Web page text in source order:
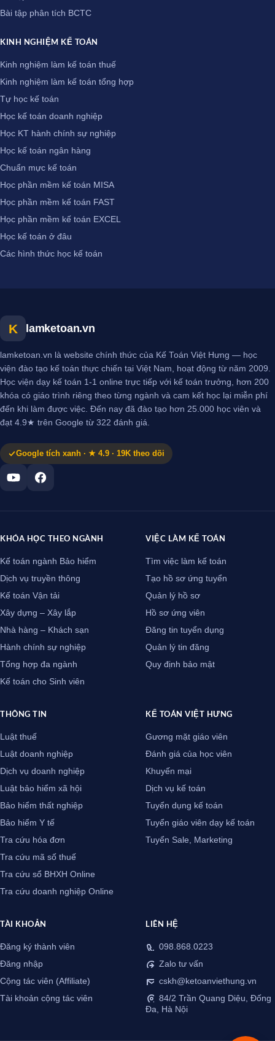
Bài tập phân tích BCTC
KINH NGHIỆM KẾ TOÁN
Kinh nghiệm làm kế toán thuế
Kinh nghiệm làm kế toán tổng hợp
Tự học kế toán
Học kế toán doanh nghiệp
Học KT hành chính sự nghiệp
Học kế toán ngân hàng
Chuẩn mực kế toán
Học phần mềm kế toán MISA
Học phần mềm kế toán FAST
Học phần mềm kế toán EXCEL
Học kế toán ở đâu
Các hình thức học kế toán
K lamketoan.vn
lamketoan.vn là website chính thức của Kế Toán Việt Hưng — học
viện đào tạo kế toán thực chiến tại Việt Nam, hoạt động từ năm 2009.
Học viện dạy kế toán 1-1 online trực tiếp với kế toán trưởng, hơn 200
khóa có giáo trình riêng theo từng ngành và cam kết học lại miễn phí
đến khi làm được việc. Đến nay đã đào tạo hơn 25.000 học viên và
đạt 4.9★ trên Google từ 322 đánh giá.
Google tích xanh · ★ 4.9 · 19K theo dõi
KHÓA HỌC THEO NGÀNH
Kế toán ngành Bảo hiểm
Dịch vụ truyền thông
Kế toán Vận tải
Xây dựng – Xây lắp
Nhà hàng – Khách sạn
Hành chính sự nghiệp
Tổng hợp đa ngành
Kế toán cho Sinh viên
VIỆC LÀM KẾ TOÁN
Tìm việc làm kế toán
Tạo hồ sơ ứng tuyển
Quản lý hồ sơ
Hồ sơ ứng viên
Đăng tin tuyển dụng
Quản lý tin đăng
Quy định bảo mật
THÔNG TIN
Luật thuế
Luật doanh nghiệp
Dịch vụ doanh nghiệp
Luật bảo hiểm xã hội
Bảo hiểm thất nghiệp
Bảo hiểm Y tế
Tra cứu hóa đơn
Tra cứu mã số thuế
Tra cứu sổ BHXH Online
Tra cứu doanh nghiệp Online
KẾ TOÁN VIỆT HƯNG
Gương mặt giáo viên
Đánh giá của học viên
Khuyến mại
Dịch vụ kế toán
Tuyển dụng kế toán
Tuyển giáo viên dạy kế toán
Tuyển Sale, Marketing
TÀI KHOẢN
Đăng ký thành viên
Đăng nhập
Cộng tác viên (Affiliate)
Tài khoản cộng tác viên
LIÊN HỆ
098.868.0223
Zalo tư vấn
cskh@ketoanviethung.vn
84/2 Trần Quang Diệu, Đống
Đa, Hà Nội